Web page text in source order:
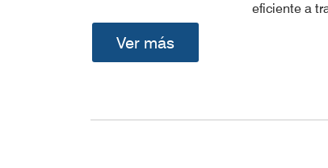
eficiente a
Ver más